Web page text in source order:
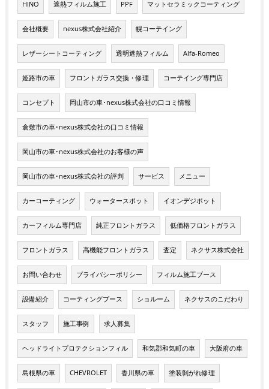
HINO 遮熱フィルム施工 PPF マットセラミックコーティング
会社概要 nexus株式会社紹介 幌コーテイング
レザーシートコーティング 透明遮熱フィルム Alfa-Romeo
姫路市の車 フロントガラス交換・修理 コーテイング専門店
コンセプト 岡山市の車･nexus株式会社の口コミ情報
倉敷市の車･nexus株式会社の口コミ情報
岡山市の車･nexus株式会社のお客様の声
岡山市の車･nexus株式会社の評判 サービス メニュー
カーコーティング ウォータースポット イオンデジポット
カーフィルム専門店 純正フロントガラス 低価格フロントガラス
フロントガラス 高機能フロントガラス 査定 ネクサス株式会社
お問い合わせ プライバシーポリシー フィルム施工ブース
設備紹介 コーティングブース ショルーム ネクサスのこだわり
スタッフ 施工事例 求人募集
ヘッドライトプロテクションフィル 和気郡和気町の車 大阪府の車
島根県の車 CHEVROLET 香川県の車 塗装剝がれ修理